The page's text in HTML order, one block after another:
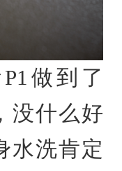
做到了
没什么好
水洗肯定